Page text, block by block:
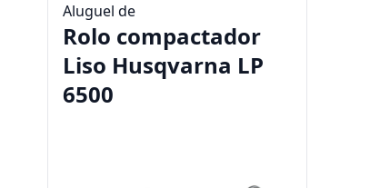
Aluguel de
Rolo compactador
Liso Husqvarna LP
6500